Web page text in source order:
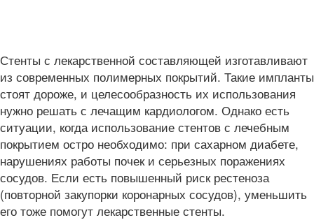
Стенты с лекарственной составляющей изготавливают
из современных полимерных покрытий. Такие импланты
стоят дороже, и целесообразность их использования
нужно решать с лечащим кардиологом. Однако есть
ситуации, когда использование стентов с лечебным
покрытием остро необходимо: при сахарном диабете,
нарушениях работы почек и серьезных поражениях
сосудов. Если есть повышенный риск рестеноза
(повторной закупорки коронарных сосудов), уменьшить
его тоже помогут лекарственные стенты.